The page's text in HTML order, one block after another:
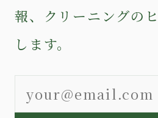
報、クリーニングの
します。